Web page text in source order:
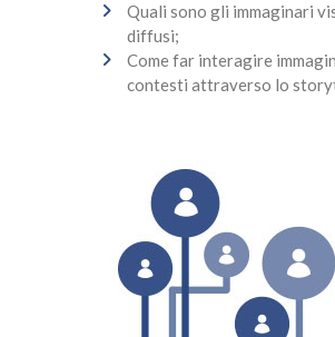
Quali sono gli immaginari
diffusi;
Come far interagire
contesti attraverso lo